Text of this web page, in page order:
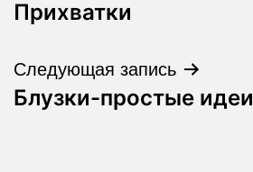
по
записям
Прихватки
Следующая запись
Блузки-простые идеи